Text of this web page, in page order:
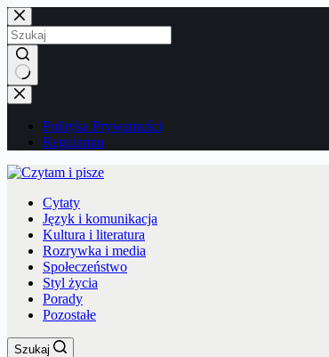
Przejdź
do
treści
Brak
wyników
Polityka Prywatności
Regulamin
Cytaty
Język i komunikacja
Kultura i literatura
Rozrywka i media
Społeczeństwo
Styl życia
Porady
Pozostałe
Szukaj